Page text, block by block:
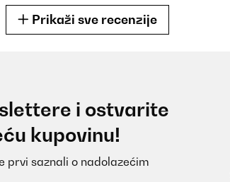
ist sehr einfach.
Prikaži sve recenzije
i ostvarite
kupovinu!
prvi saznali o nadolazećim